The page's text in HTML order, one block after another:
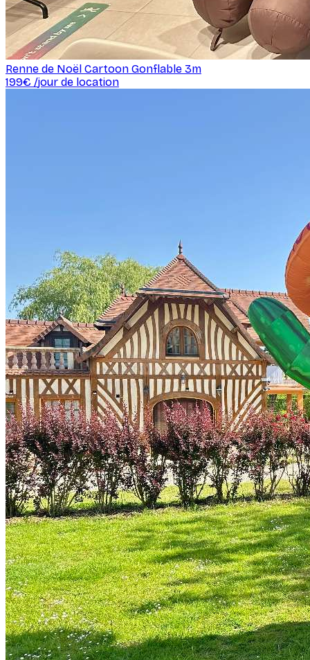
Renne de Noël Cartoon Gonflable 3m
199€ /jour de location